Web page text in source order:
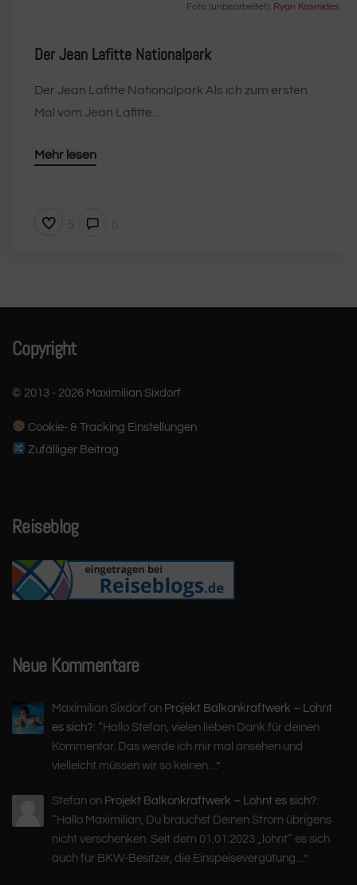
Foto (unbearbeitet): Ryan Kosmides
Der Jean Lafitte Nationalpark
Der Jean Lafitte Nationalpark Als ich zum ersten
Mal vom Jean Lafitte...
Mehr lesen
Copyright
© 2013 - 2026 Maximilian Sixdorf
Cookie- & Tracking Einstellungen
Zufälliger Beitrag
Reiseblog
Neue Kommentare
Maximilian Sixdorf on Projekt Balkonkraftwerk – Lohnt
es sich?: “ Hallo Stefan, vielen lieben Dank für deinen
Kommentar. Das werde ich mir mal ansehen und
vielleicht müssen wir so keinen… ”
Stefan on Projekt Balkonkraftwerk – Lohnt es sich?:
“ Hallo Maximilian, Du brauchst Deinen Strom übrigens
nicht verschenken. Seit dem 01.01.2023 „lohnt“ es sich
auch für BKW-Besitzer, die Einspeisevergütung… ”